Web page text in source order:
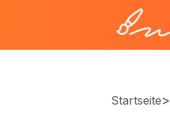
Startseite>